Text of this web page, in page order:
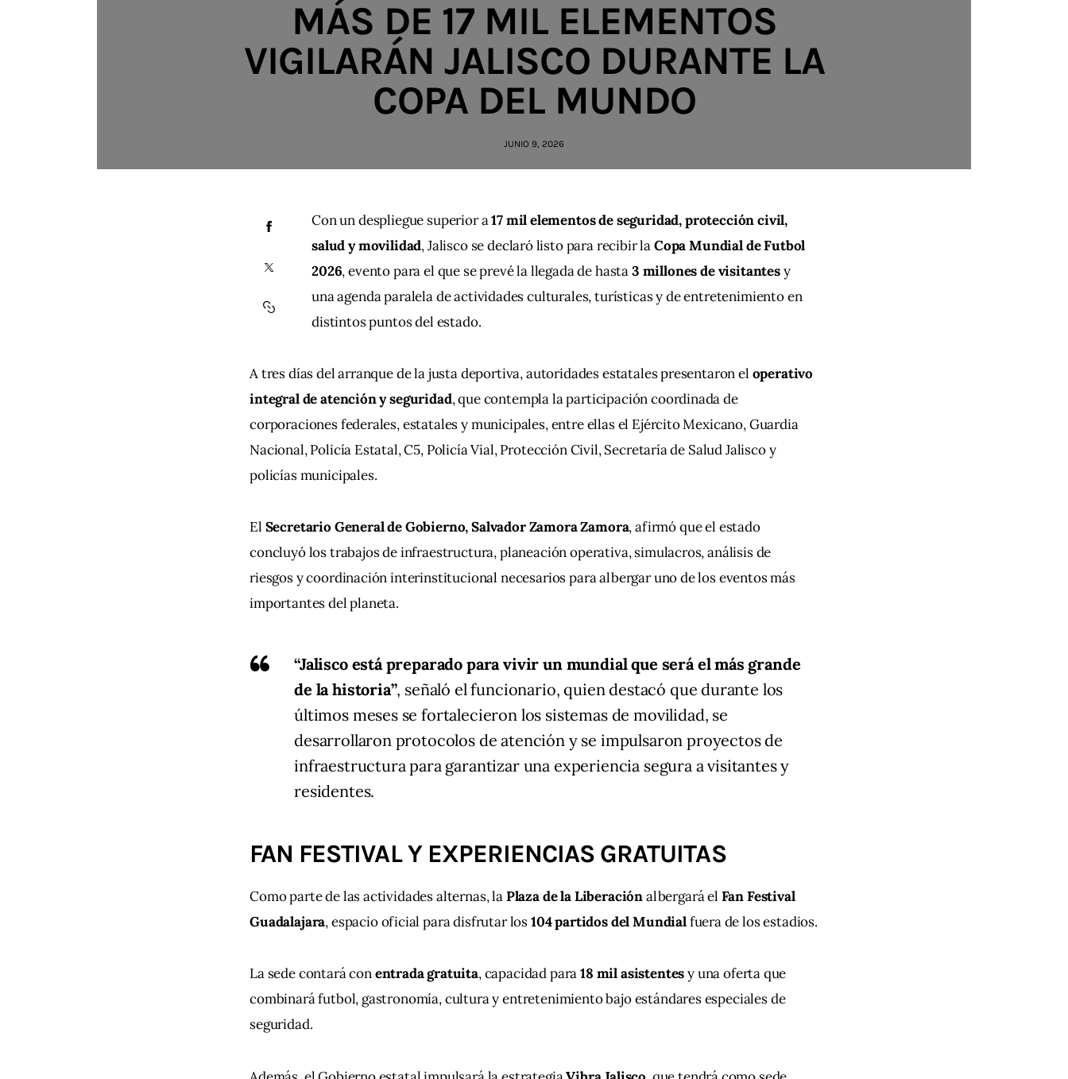
MÁS DE 17 MIL ELEMENTOS
VIGILARÁN JALISCO DURANTE LA
COPA DEL MUNDO
JUNIO 9, 2026
Con un despliegue superior a 17 mil elementos de seguridad, protección civil,
salud y movilidad, Jalisco se declaró listo para recibir la Copa Mundial de Futbol
2026, evento para el que se prevé la llegada de hasta 3 millones de visitantes y
una agenda paralela de actividades culturales, turísticas y de entretenimiento en
distintos puntos del estado.
A tres días del arranque de la justa deportiva, autoridades estatales presentaron el operativo
integral de atención y seguridad, que contempla la participación coordinada de
corporaciones federales, estatales y municipales, entre ellas el Ejército Mexicano, Guardia
Nacional, Policía Estatal, C5, Policía Vial, Protección Civil, Secretaría de Salud Jalisco y
policías municipales.
El Secretario General de Gobierno, Salvador Zamora Zamora, afirmó que el estado
concluyó los trabajos de infraestructura, planeación operativa, simulacros, análisis de
riesgos y coordinación interinstitucional necesarios para albergar uno de los eventos más
importantes del planeta.
“Jalisco está preparado para vivir un mundial que será el más grande
de la historia”, señaló el funcionario, quien destacó que durante los
últimos meses se fortalecieron los sistemas de movilidad, se
desarrollaron protocolos de atención y se impulsaron proyectos de
infraestructura para garantizar una experiencia segura a visitantes y
residentes.
FAN FESTIVAL Y EXPERIENCIAS GRATUITAS
Como parte de las actividades alternas, la Plaza de la Liberación albergará el Fan Festival
Guadalajara, espacio oficial para disfrutar los 104 partidos del Mundial fuera de los estadios.
La sede contará con entrada gratuita, capacidad para 18 mil asistentes y una oferta que
combinará futbol, gastronomía, cultura y entretenimiento bajo estándares especiales de
seguridad.